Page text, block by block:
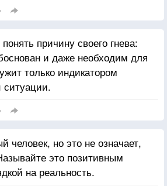
причину своего гнева:
и даже необходим для
только индикатором
человек, но это не означает,
это позитивным
на реальность.